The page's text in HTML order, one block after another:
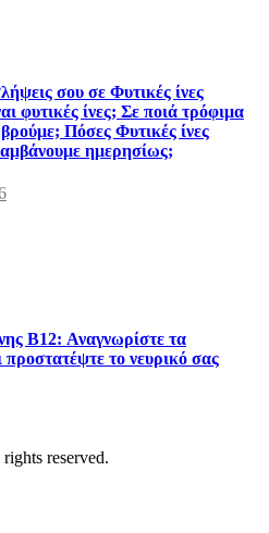
σου σε Φυτικές ίνες
φυτικές ίνες; Σε ποιά τρόφιμα
Πόσες Φυτικές ίνες
ημερησίως;
B12: Αναγνωρίστε τα
το νευρικό σας
reserved.